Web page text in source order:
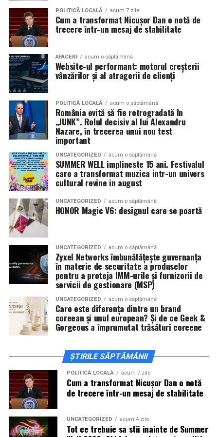
Pe11 februarieva avea loc proiecția specială
mea”de la Cinema City din City Park Constanța,de la
18:30, unde
regizorul Paul Decu și actrița Azaleea
Necula, originari din Constanța și împrejurimi, vor
prezenta filmul alături de colegii lor
Alexandra Răduță și Gabriel Vatavu.
Cinema City Shopping City Galați
12 februarie de la 18:30la întâlnirea cu actrițele
State și Azaleea Necula și regizorul Paul Decu.
Pe 13 februarie la ora 18:30, spectatorii dinIași
invitați la proiecția specială din
Mall, alături de regizorulPaul Decuși de
actoriiGabriel Vatavu, Sergiu Costache, Azaleea
Necula, Alexandra Răduță.
De „Ziua Îndrăgostiților”, pe14 februarie, în Cinema
City Iulius Mall Suceava, de la 18:30, spectatorii sunt
invitați la film alături de regizorul
actoriiSergiu Costache, Vlad si Oana Gherman,
Alexandra Răduță.
Cineplexx Băneasa Shopping City
Bucureștigăzduiește o proiecție specială în prezența
întregii echipe pe15 februarie, de la 17:30.
ÎnCraiova , regizorul Paul Decuși actorii Sergiu
Costache, Azaleea Necula și Oana Gherman vor
Mall pe 16 februarie de la ora 18:00.
ActoriiVlad Gherman, Oana Gherman și Ioana
Ginghinăvin la întâlnirea cu publicul dinCinema City
Vivo! Pitești pe 17 februarie, de la 18:30și vor
participa la o discuție după proiecție, alături de
regizorulPaul Decu.
POLITICĂ LOCALĂ acum 7 zile
Cum a transformat Nicușor Dan o notă de
trecere într-un mesaj de stabilitate
AFACERI acum o săptămână
Website-ul performant: motorul creșterii
vânzărilor și al atragerii de clienți
POLITICĂ LOCALĂ acum o săptămână
România evită să fie retrogradată în
„JUNK”. Rolul decisiv al lui Alexandru
Nazare, în trecerea unui nou test
important
UNCATEGORIZED acum o săptămână
SUMMER WELL implineste 15 ani. Festivalul
care a transformat muzica intr-un univers
cultural revine in august
UNCATEGORIZED acum o săptămână
HONOR Magic V6: designul care se poartă
UNCATEGORIZED acum o săptămână
Zyxel Networks îmbunătățește guvernanța
în materie de securitate a produselor
pentru a proteja IMM-urile și furnizorii de
servicii de gestionare (MSP)
UNCATEGORIZED acum o săptămână
Care este diferența dintre un brand
coreean și unul european? Și de ce Geek &
Gorgeous a împrumutat trăsături coreene
ȘTIRILE SĂPTĂMÂNII
POLITICĂ LOCALĂ acum 7 zile
Cum a transformat Nicușor Dan o notă
de trecere într-un mesaj de stabilitate
UNCATEGORIZED acum 4 zile
Tot ce trebuie sa stii inainte de Summer